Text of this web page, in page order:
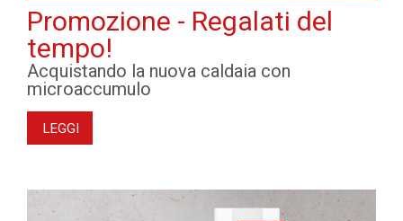
Promozione - Regalati del
tempo!
Acquistando la nuova caldaia con
microaccumulo
LEGGI